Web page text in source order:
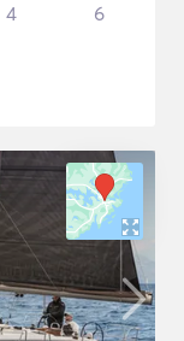
4 6